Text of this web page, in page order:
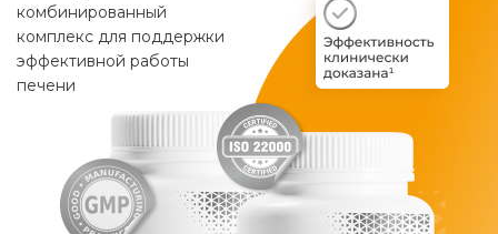
комбинированный
комплекс для поддержки
эффективной работы
печени